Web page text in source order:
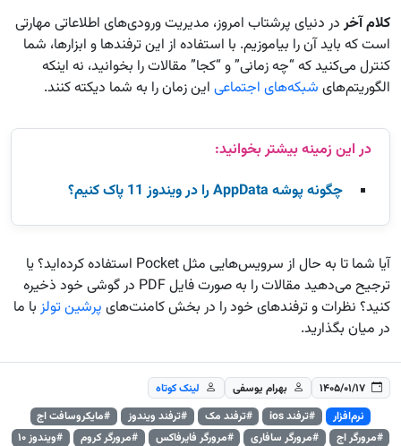
کلام آخردر دنیای پرشتاب امروز، مدیریت ورودی‌های اطلاعاتی مهارتی
است که باید آن را بیاموزیم. با استفاده از این ترفندها و ابزارها، شما
کنترل می‌کنید که “چه زمانی” و “کجا” مقالات را بخوانید، نه اینکه
الگوریتم‌های شبکه‌های اجتماعی این زمان را به شما دیکته کنند.
چگونه پوشه AppData را در ویندوز 11 پاک کنیم؟
آیا شما تا به حال از سرویس‌هایی مثل Pocket استفاده کرده‌اید؟ یا
ترجیح می‌دهید مقالات را به صورت فایل PDF در گوشی خود ذخیره
کنید؟ نظرات و ترفندهای خود را در بخش کامنت‌های پرشین تولز با ما
در میان بگذارید.
۱۴۰۵/۰۱/۱۷ بهرام یوسفی
لینک کوتاه
نرم‌افزار
#ترفند ios #ترفند مک #ترفند ویندوز
#مایکروسافت اج
#مرورگر اج
#مرورگر سافاری #مرورگر فایرفاکس #مرورگر کروم
#ویندوز ۱۰